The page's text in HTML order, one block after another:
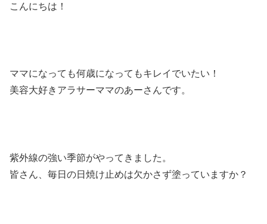
こんにちは！
ママになっても何歳になってもキレイでいたい！
美容大好きアラサーママのあーさんです。
紫外線の強い季節がやってきました。
皆さん、毎日の日焼け止めは欠かさず塗っていますか？